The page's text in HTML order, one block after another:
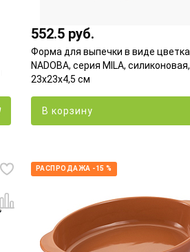
552.5 руб.
Форма для выпечки в виде цветка
NADOBA, серия MILA, силиконовая,
23x23x4,5 см
В корзину
РАСПРОДАЖА -15 %